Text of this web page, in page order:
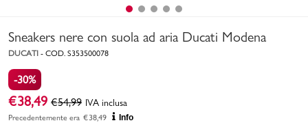
Marchi
Sneakers nere con suola ad aria Ducati Modena
DUCATI - COD. S353500078
-30%
€38,49 €54,99 IVA inclusa
Precedentemente era €38,49 Info